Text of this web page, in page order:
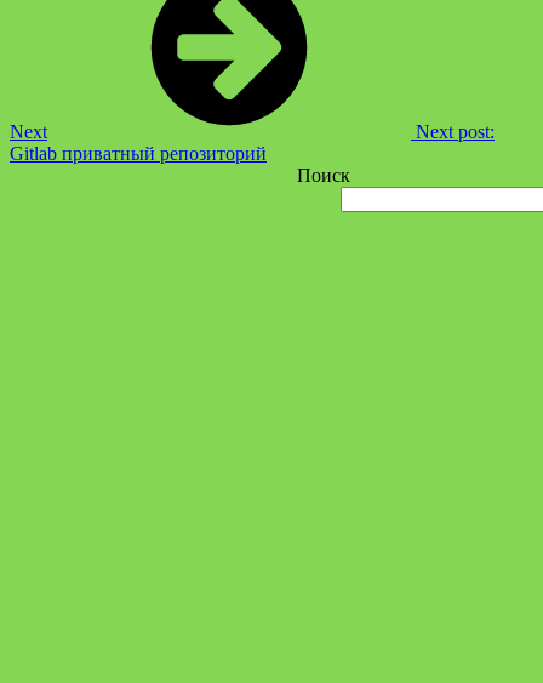
Next
Next post:
Gitlab приватный репозиторий
Поиск